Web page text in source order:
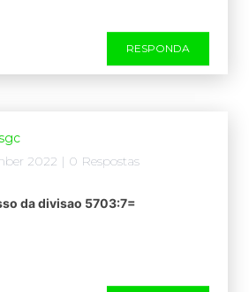
RESPONDA
2022 | 0 Respostas
da divisao 5703:7=